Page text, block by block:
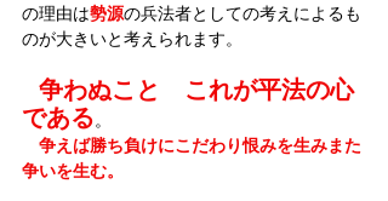
の理由は勢源の兵法者としての考えによるも
のが大きいと考えられます。
争わぬこと　これが平法の心
である。
争えば勝ち負けにこだわり恨みを生みまた
争いを生む。